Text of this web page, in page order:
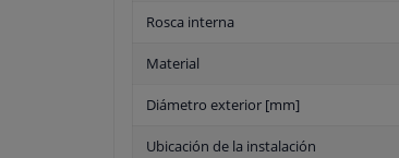
Rosca interna
Material
Diámetro exterior [mm]
Ubicación de la instalación